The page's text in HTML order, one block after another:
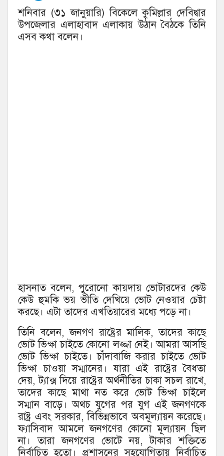
শনিবার (৩১ জানুয়ারি) বিকেলে কুমিল্লার দেবিদ্বার
উপজেলার এলাহাবাদ এলাকায় উঠান বৈঠকে তিনি
এসব কথা বলেন।
হাসনাত বলেন, পুরোনো কায়দায় ভোটারদের কেউ
কেউ হুমকি ভয় ভীতি দেখিয়ে ভোট নেওয়ার চেষ্টা
করছে। এটা তাদের এখতিয়ারের মধ্যে পড়ে না।
তিনি বলেন, জনগণ রাষ্ট্রের মালিক, তাদের কাছে
ভোট ভিক্ষা চাইতে কোনো লজ্জা নেই। আমরা আসছি
ভোট ভিক্ষা চাইতে। চাঁদাবাজি করার চাইতে ভোট
ভিক্ষা চাওয়া সম্মানের। যারা এই রাষ্ট্রের বৈধতা
দেয়, ট্যাক্স দিয়ে রাষ্ট্রের অর্থনীতির চাকা সচল রাখে,
তাদের কাছে মাথা নত করে ভোট ভিক্ষা চাইলে
সম্মান বাড়ে। অথচ যুগের পর যুগ এই জনগণকে
রাষ্ট্র এবং সরকার, বিভিন্নভাবে অবমূল্যায়ন করেছে।
ফ্যাসিবাদ আমলে জনগণের কোনো মূল্যায়ন ছিল
না। তারা জনগণের ভোটে নয়, টাকার শক্তিতে
নির্বাচিত হতো। প্রশাসনের সহযোগিতায় নির্বাচিত